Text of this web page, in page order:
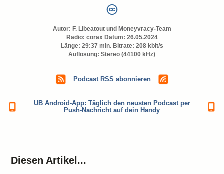
Autor: F. Libeatout und Moneyvracy-Team
Radio: corax Datum: 26.05.2024
Länge: 29:37 min. Bitrate: 208 kbit/s
Auflösung: Stereo (44100 kHz)
Podcast RSS abonnieren
UB Android-App: Täglich den neusten Podcast per
Push-Nachricht auf dein Handy
Diesen Artikel...